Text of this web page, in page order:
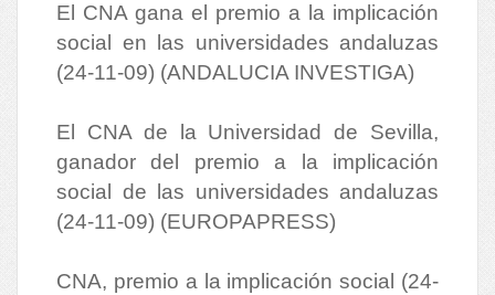
El CNA gana el premio a la implicación
social en las universidades andaluzas
(24-11-09) (ANDALUCIA INVESTIGA)
El CNA de la Universidad de Sevilla,
ganador del premio a la implicación
social de las universidades andaluzas
(24-11-09) (EUROPAPRESS)
CNA, premio a la implicación social (24-